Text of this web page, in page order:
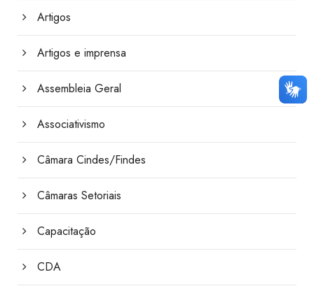
Artigos
Artigos e imprensa
Assembleia Geral
Associativismo
Câmara Cindes/Findes
Câmaras Setoriais
Capacitação
CDA